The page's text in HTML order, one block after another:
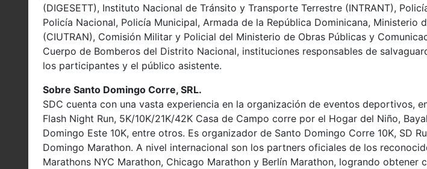
(DIGESETT), Instituto Nacional de Tránsito y Transporte Terrestre (INTRANT),
Policía Nacional, Policía Municipal, Armada de la República Dominicana, Ministerio
(CIUTRAN), Comisión Militar y Policial del Ministerio de Obras Públicas y
Cuerpo de Bomberos del Distrito Nacional, instituciones responsables de
los participantes y el público asistente.
Sobre Santo Domingo Corre, SRL.
SDC cuenta con una vasta experiencia en la organización de eventos deportivos,
Flash Night Run, 5K/10K/21K/42K Casa de Campo corre por el Hogar del Niño,
Domingo Este 10K, entre otros. Es organizador de Santo Domingo Corre 10K, SD
Domingo Marathon. A nivel internacional son los partners oficiales de los
Marathons NYC Marathon, Chicago Marathon y Berlín Marathon, logrando obtener